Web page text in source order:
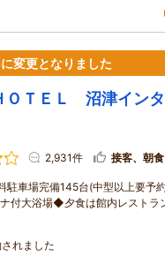
変更となりました
ＴＥＬ 沼津イン
2,931件 接客、朝
車場完備145台(中型以上要予
付大浴場◆夕食は館内レストラ
れました